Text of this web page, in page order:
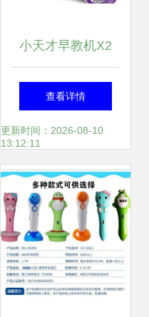
小天才早教机X2
点亮孩子的智慧童
年
查看详情
更新时间：2026-08-10
13:12:11